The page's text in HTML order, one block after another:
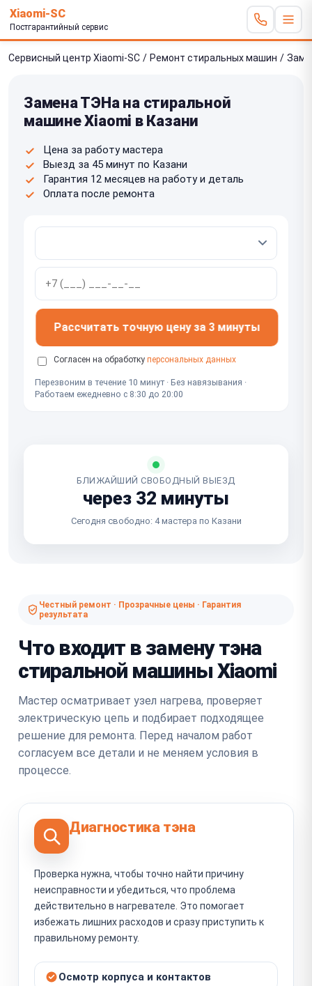
Xiaomi-SC
Постгарантийный сервис
Сервисный центр Xiaomi-SC / Ремонт стиральных машин /
Замена ТЭНа на стиральной
машине Xiaomi в Казани
Цена за работу мастера
Выезд за 45 минут по Казани
Гарантия 12 месяцев на работу и деталь
Оплата после ремонта
Рассчитать точную цену за 3 минуты
Согласен на обработку персональных данных
Перезвоним в течение 10 минут · Без навязывания ·
Работаем ежедневно с 8:30 до 20:00
БЛИЖАЙШИЙ СВОБОДНЫЙ ВЫЕЗД
через 32 минуты
Сегодня свободно: 4 мастера по Казани
Честный ремонт · Прозрачные цены · Гарантия
результата
Что входит в замену тэна
стиральной машины Xiaomi
Мастер осматривает узел нагрева, проверяет
электрическую цепь и подбирает подходящее
решение для ремонта. Перед началом работ
согласуем все детали и не меняем условия в
процессе.
Диагностика тэна
Проверка нужна, чтобы точно найти причину
неисправности и убедиться, что проблема
действительно в нагревателе. Это помогает
избежать лишних расходов и сразу приступить к
правильному ремонту.
Осмотр корпуса и контактов